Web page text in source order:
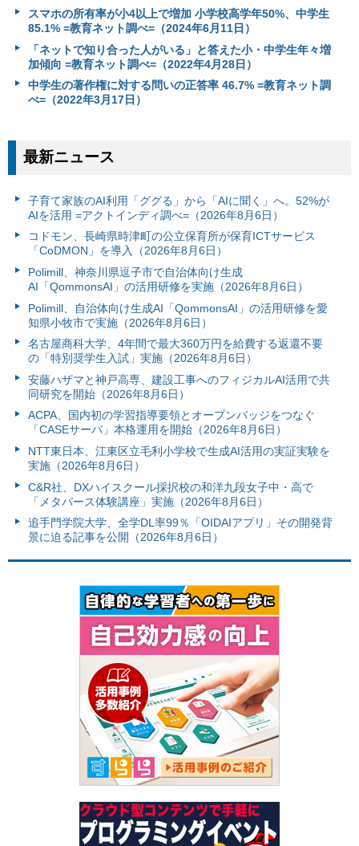
スマホの所有率が小4以上で増加 小学校高学年50%、中学生
85.1% =教育ネット調べ=（2024年6月11日）
「ネットで知り合った人がいる」と答えた小・中学生年々増
加傾向 =教育ネット調べ=（2022年4月28日）
中学生の著作権に対する問いの正答率 46.7% =教育ネット調
べ=（2022年3月17日）
最新ニュース
子育て家族のAI利用「ググる」から「AIに聞く」へ。52%が
AIを活用 =アクトインディ調べ=（2026年8月6日）
コドモン、長崎県時津町の公立保育所が保育ICTサービス
「CoDMON」を導入（2026年8月6日）
Polimill、神奈川県逗子市で自治体向け生成
AI「QommonsAI」の活用研修を実施（2026年8月6日）
Polimill、自治体向け生成AI「QommonsAI」の活用研修を愛
知県小牧市で実施（2026年8月6日）
名古屋商科大学、4年間で最大360万円を給費する返還不要
の「特別奨学生入試」実施（2026年8月6日）
安藤ハザマと神戸高専、建設工事へのフィジカルAI活用で共
同研究を開始（2026年8月6日）
ACPA、国内初の学習指導要領とオープンバッジをつなぐ
「CASEサーバ」本格運用を開始（2026年8月6日）
NTT東日本、江東区立毛利小学校で生成AI活用の実証実験を
実施（2026年8月6日）
C&R社、DXハイスクール採択校の和洋九段女子中・高で
「メタバース体験講座」実施（2026年8月6日）
追手門学院大学、全学DL率99％「OIDAIアプリ」その開発背
景に迫る記事を公開（2026年8月6日）